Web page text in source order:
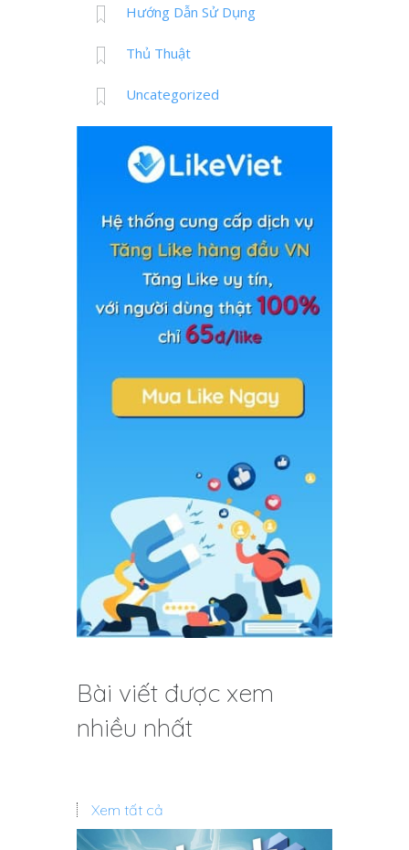
Hướng Dẫn Sử Dụng
Thủ Thuật
Uncategorized
Bài viết được xem
nhiều nhất
Xem tất cả